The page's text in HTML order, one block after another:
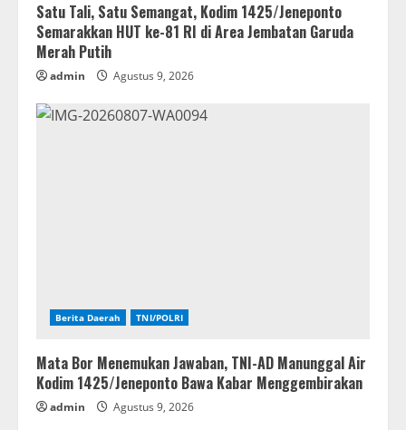
Satu Tali, Satu Semangat, Kodim 1425/Jeneponto
Semarakkan HUT ke-81 RI di Area Jembatan Garuda
Merah Putih
admin Agustus 9, 2026
Berita Daerah TNI/POLRI
Mata Bor Menemukan Jawaban, TNI-AD Manunggal Air
Kodim 1425/Jeneponto Bawa Kabar Menggembirakan
admin Agustus 9, 2026